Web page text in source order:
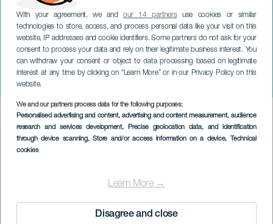
With your agreement, we andour 14 partnersuse cookies or similar
technologies to store, access, and process personal data like your visit on this
website, IP addresses and cookie identifiers. Some partners do not ask for your
consent to process your data and rely on their legitimate business interest. You
can withdraw your consent or object to data processing based on legitimate
interest at any time by clicking on “Learn More” or in our Privacy Policy on this
website.
We and our partners process data for the following purposes:
Personalised advertising and content, advertising and content measurement, audience
research and services development, Precise geolocation data, and identification
through device scanning, Store and/or access information on a device, Technical
cookies
Learn More →
Disagree and close
Arcadi Volodos i koncert
GRAN CANARIA
Imagen
Listado